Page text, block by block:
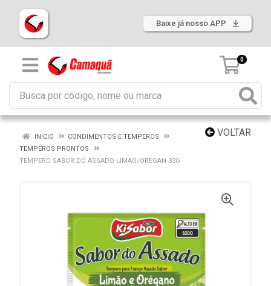
Baixe já nosso APP
0
VOLTAR
INÍCIO
CONDIMENTOS E TEMPEROS
TEMPEROS PRONTOS
TEMPERO SABOR DO ASSADO LIMAO/OREGAN 33G